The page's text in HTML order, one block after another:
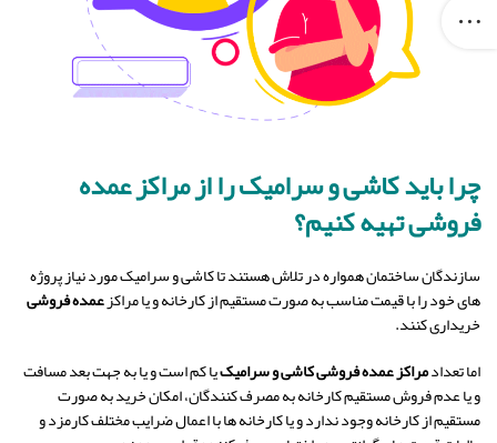
چرا باید کاشی و سرامیک را از مراکز عمده
فروشی تهیه کنیم؟
سازندگان ساختمان همواره در تلاش هستند تا کاشی و سرامیک مورد نیاز پروژه
های خود را با قیمت مناسب به صورت مستقیم از کارخانه و یا مراکزعمده فروشی
خریداری کنند.
اما تعدادمراکز عمده فروشی کاشی و سرامیکیا کم است و یا به جهت بعد مسافت
و یا عدم فروش مستقیم کارخانه به مصرف کنندگان، امکان خرید به صورت
مستقیم از کارخانه وجود ندارد و یا کارخانه ها با اعمال ضرایب مختلف کارمزد و